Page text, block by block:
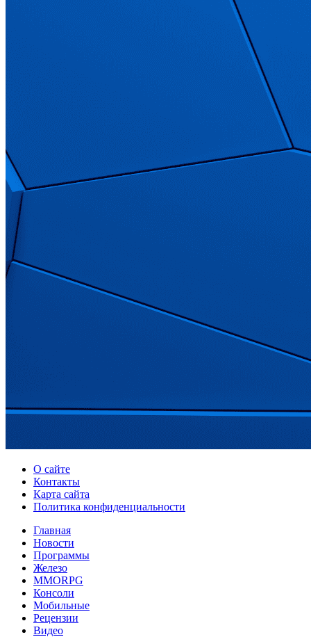
О сайте
Контакты
Карта сайта
Политика конфиденциальности
Главная
Новости
Программы
Железо
MMORPG
Консоли
Мобильные
Рецензии
Видео